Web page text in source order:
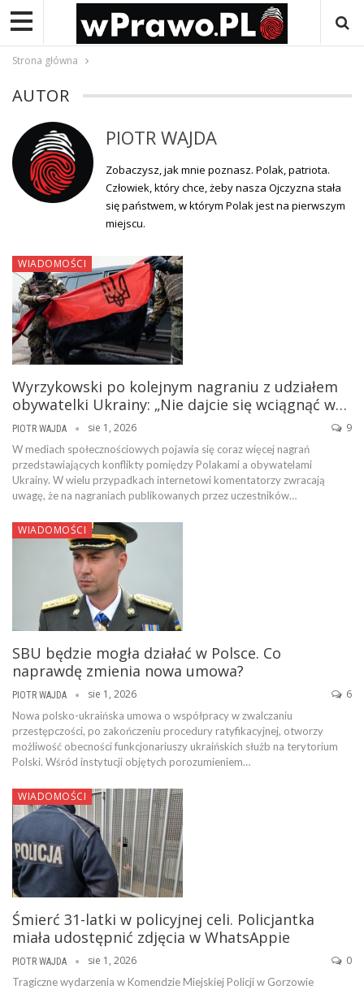
Strona główna
AUTOR
PIOTR WAJDA
Zobaczysz, jak mnie poznasz. Polak, patriota.
Człowiek, który chce, żeby nasza Ojczyzna stała
się państwem, w którym Polak jest na pierwszym
miejscu.
WIADOMOŚCI
Wyrzykowski po kolejnym nagraniu z udziałem
obywatelki Ukrainy: „Nie dajcie się wciągnąć w…
PIOTR WAJDA sie 1, 2026 9
W mediach społecznościowych pojawia się coraz więcej nagrań
przedstawiających konflikty pomiędzy Polakami a obywatelami
Ukrainy. W wielu przypadkach internetowi komentatorzy zwracają
uwagę, że na nagraniach publikowanych przez uczestników…
WIADOMOŚCI
SBU będzie mogła działać w Polsce. Co
naprawdę zmienia nowa umowa?
PIOTR WAJDA sie 1, 2026 6
Nowa polsko-ukraińska umowa o współpracy w zwalczaniu
przestępczości, po zakończeniu procedury ratyfikacyjnej, otworzy
możliwość obecności funkcjonariuszy ukraińskich służb na terytorium
Polski. Wśród instytucji objętych porozumieniem…
WIADOMOŚCI
Śmierć 31-latki w policyjnej celi. Policjantka
miała udostępnić zdjęcia w WhatsAppie
PIOTR WAJDA sie 1, 2026 0
Tragiczne wydarzenia w Komendzie Miejskiej Policji w Gorzowie